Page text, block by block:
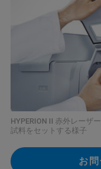
HYPERION II 赤外レーザ
試料をセットする様子
お